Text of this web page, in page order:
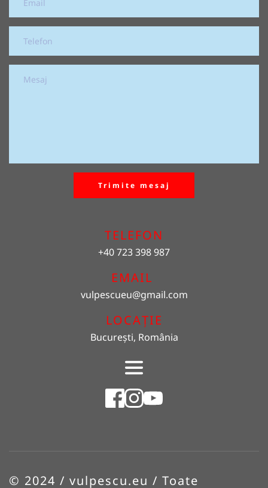
Trimite mesaj
TELEFON
+40 723 398 987
EMAIL
vulpescueu@gmail.com
LOCAȚIE
București, România
© 2024 / vulpescu.eu / Toate